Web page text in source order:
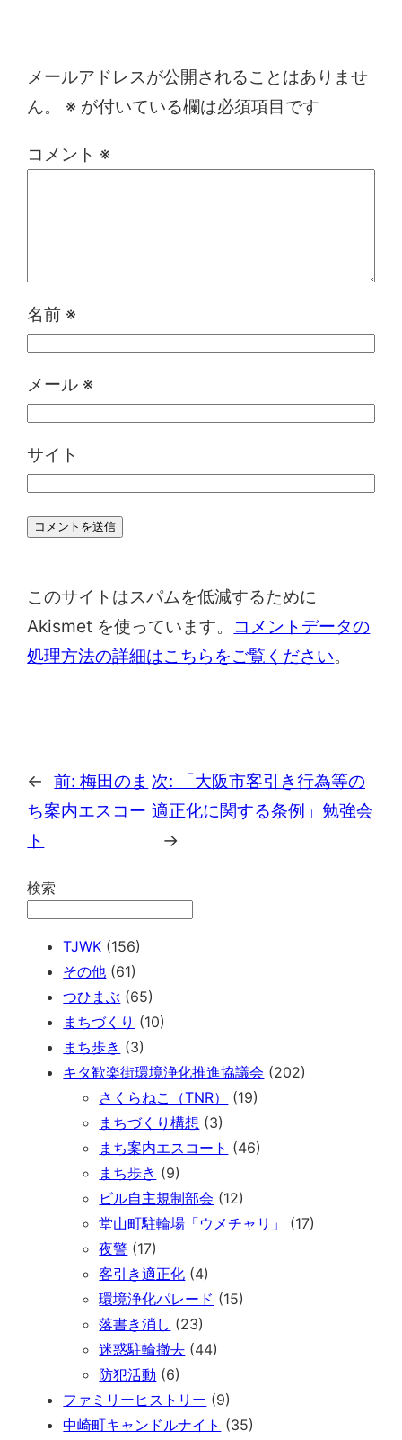
メールアドレスが公開されることはありませ
ん。
※ が付いている欄は必須項目です
コメント ※
名前 ※
メール ※
サイト
このサイトはスパムを低減するために
Akismet を使っています。
コメントデータの
処理方法の詳細はこちらをご覧ください。
← 前:梅田のま
ち案内エスコー
ト
次:
「大阪市客引き行為等の
適正化に関する条例」勉強会
→
検索
TJWK (156)
その他 (61)
つひまぶ (65)
まちづくり (10)
まち歩き (3)
キタ歓楽街環境浄化推進協議会 (202)
さくらねこ（TNR）
(19)
まちづくり構想 (3)
まち案内エスコート (46)
まち歩き (9)
ビル自主規制部会 (12)
堂山町駐輪場「ウメチャリ」
(17)
夜警 (17)
客引き適正化 (4)
環境浄化パレード (15)
落書き消し (23)
迷惑駐輪撤去 (44)
防犯活動 (6)
ファミリーヒストリー (9)
中崎町キャンドルナイト (35)